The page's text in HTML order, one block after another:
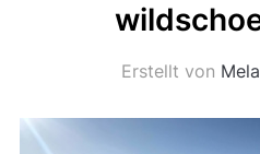
Erstellt von